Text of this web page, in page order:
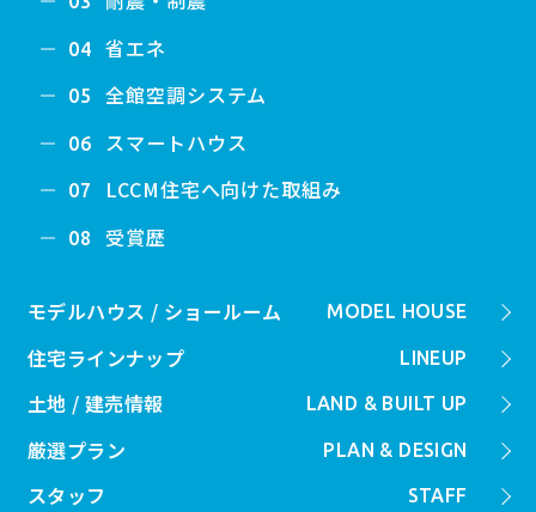
04 省エネ
05 全館空調システム
06 スマートハウス
07 LCCM住宅へ向けた取組み
08 受賞歴
MODEL HOUSE
モデルハウス / ショールーム
LINEUP
住宅ラインナップ
LAND & BUILT UP
土地 / 建売情報
PLAN & DESIGN
厳選プラン
STAFF
スタッフ